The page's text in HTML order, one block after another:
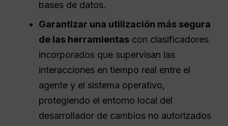
bases de datos.
Garantizar una utilización más segura
de las herramientas con clasificadores
incorporados que supervisan las
interacciones en tiempo real entre el
agente y el sistema operativo,
protegiendo el entorno local del
desarrollador de cambios no autorizados